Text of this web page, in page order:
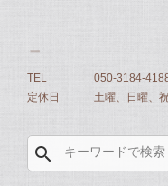
TEL
050-3184-
定休日
土曜、日曜、
search